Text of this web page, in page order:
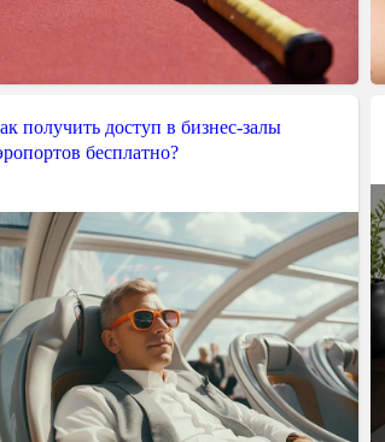
получить доступ в бизнес-залы
бесплатно?